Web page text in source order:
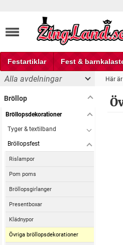
Festartiklar Fest &
Fest och partyprylar
Alla avdelningar Här
Bröllop
Bröllopsdekorationer
Tyger & textilband
Bröllopsfest
Rislampor
Pom poms
Bröllopsgirlanger
Presentboxar
Klädnypor
Övriga bröllopsdekorationer